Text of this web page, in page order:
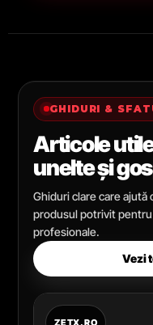
GHIDURI &
Articole
unelte și
Ghiduri clare care ajută
produsul potrivit pentru
profesionale.
Vezi